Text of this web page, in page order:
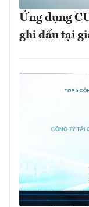
Ứng dụng
ghi dấu tại